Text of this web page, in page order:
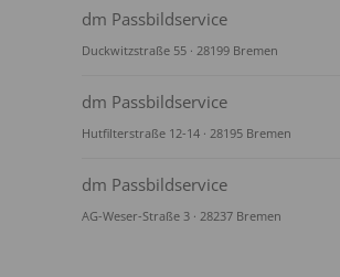
dm Passbildservice
Duckwitzstraße 55 · 28199 Bremen
dm Passbildservice
Hutfilterstraße 12-14 · 28195 Bremen
dm Passbildservice
AG-Weser-Straße 3 · 28237 Bremen